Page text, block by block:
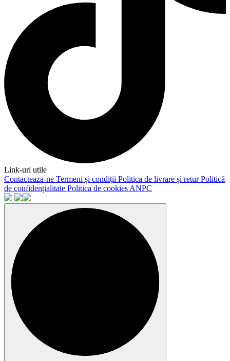
Link-uri utile
Contacteaza-ne Termeni și condiții Politica de livrare și returPolitică
de confidențialitate Politica de cookies ANPC